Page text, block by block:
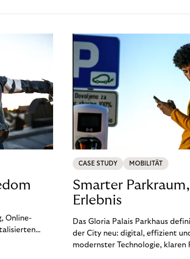
Online-
Das
CASE STUDY MOBILITÄT
Smarter
Erlebnis
Das Gloria Palais Parkhaus
der City neu: digital, effizient
modernster Technologie, klaren